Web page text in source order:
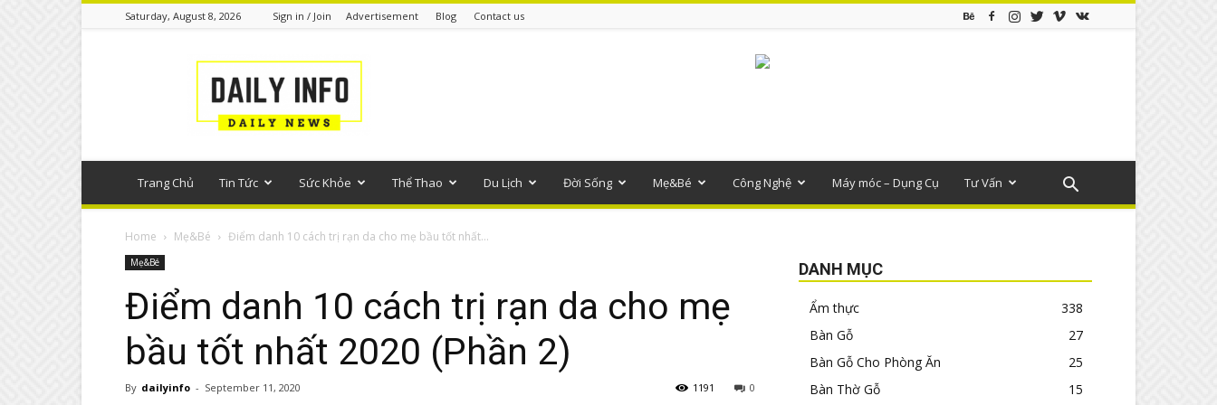
Saturday, August 8, 2026 Sign in / Join Advertisement Blog Contact us
thông
Trang Chủ Tin Tức Sức Khỏe Thể Thao Du Lịch Đời Sống Mẹ&Bé Công Nghệ Máy móc – Dụng Cụ Tư Vấn
Home Mẹ&Bé Điểm danh 10 cách trị rạn da cho mẹ bầu tốt nhất...
Mẹ&Bé
Điểm danh 10 cách trị rạn da cho mẹ
bầu tốt nhất 2020 (Phần 2)
By dailyinfo - September 11, 2020 0
1191
DANH MỤC
Ẩm thực
338
Bàn Gỗ
27
Bàn Gỗ Cho Phòng Ăn
25
Bàn Thờ Gỗ
15